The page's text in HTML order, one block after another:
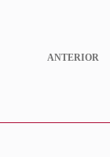
ANTERIOR